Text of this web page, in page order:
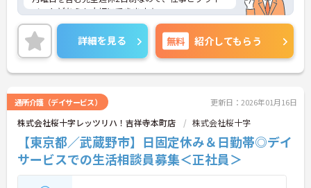
ベートどちらも大切にできます★
日勤帯のみのお仕事ですので、ご家庭をお持ちの方
も働きやすい勤務時間でオススメです◎
ご興味のある方は、マイナビ介護職までお問い合わ
せください。
詳細を見る 無料 紹介してもらう
通所介護（デイサービス） 更新日：2026年01月16日
株式会社桜十字レッツリハ！吉祥寺本町店 株式会社桜十字
【東京都／武蔵野市】日固定休み＆日勤帯◎デイ
サービスでの生活相談員募集＜正社員＞